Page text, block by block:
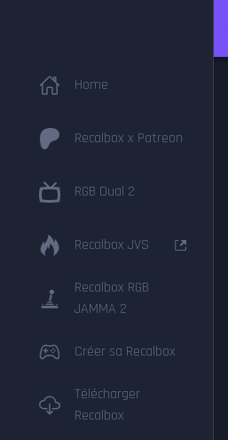
Home
Recalbox x Patreon
RGB Dual 2
Recalbox JVS
Recalbox RGB
JAMMA 2
Créer sa Recalbox
Télécharger
Recalbox